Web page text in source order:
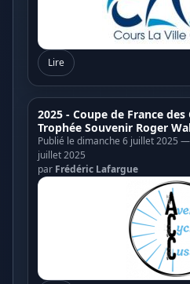
Lire
2025 - Coupe de France
Trophée Souvenir Roger
Publié le dimanche 6 juillet 2025
juillet 2025
par Frédéric Lafargue